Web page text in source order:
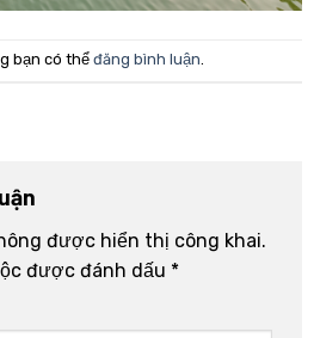
bạn có thể đăng bình luận.
được hiển thị công khai.
được đánh dấu *